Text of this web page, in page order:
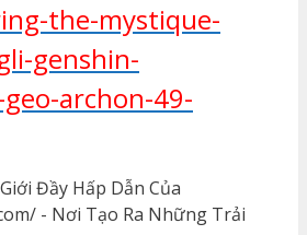
the-mystique-
genshin-
archon-49-